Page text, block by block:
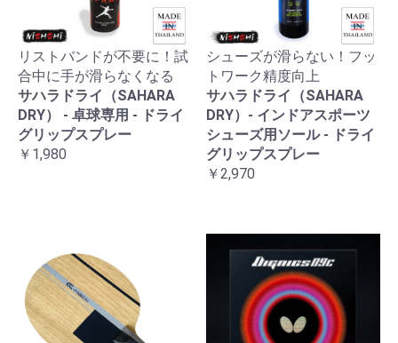
リストバンドが不要に！試
合中に手が滑らなくなる
サハラドライ（SAHARA
DRY） - 卓球専用 - ドライ
グリップスプレー
￥1,980
シューズが滑らない！フッ
トワーク精度向上
サハラドライ（SAHARA
DRY）- インドアスポーツ
シューズ用ソール - ドライ
グリップスプレー
￥2,970